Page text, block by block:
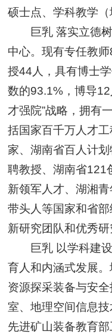
硕士点、学科教学（
巨乳 落实立德
中心。现有专任教
授44人，具有博士
数的93.1%，博导
才强院”战略，拥有
括国家百千万人才
家、湖南省百人计
聘教授、湖南省121
新领军人才、湖湘
带头人等国家和省
新研究团队和优秀研
巨乳 以学科建
育人和内涵式发展
资源探采装备与安
室、地理空间信息技
先进矿山装备教育